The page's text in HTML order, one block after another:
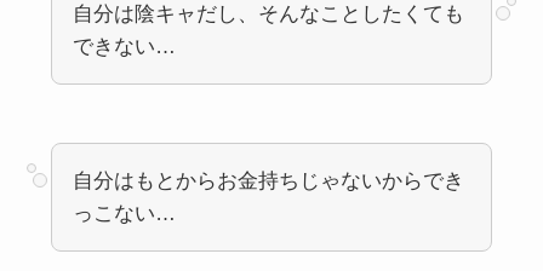
自分は陰キャだし、そんなことしたくても
できない…
自分はもとからお金持ちじゃないからでき
っこない…